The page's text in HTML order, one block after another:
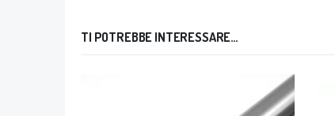
TI POTREBBE INTERESSARE…